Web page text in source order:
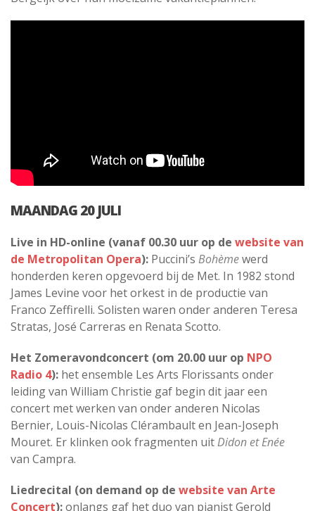
MAANDAG 20 JULI
Live in HD-online (vanaf 00.30 uur op de website van
de Metropolitan Opera): Puccini’s Bohèmewerd
honderden keren opgevoerd bij de Met. In 1982 stond
James Levine voor het orkest in de productie van
Franco Zeffirelli. Solisten waren onder anderen Teresa
Stratas, José Carreras en Renata Scotto.
Het Zomeravondconcert (om 20.00 uur op NPO
Radio 4): het ensemble Les Arts Florissants onder
leiding van William Christie gaf begin dit jaar een
concert met werken van onder anderen Nicolas
Bernier, Louis-Nicolas Clérambault en Jean-Joseph
Mouret. Er klinken ook fragmenten uitDidon et Enée
van Campra.
Liedrecital (on demand op de website van Arte
Concert):onlangs gaf het duo van pianist Gerold